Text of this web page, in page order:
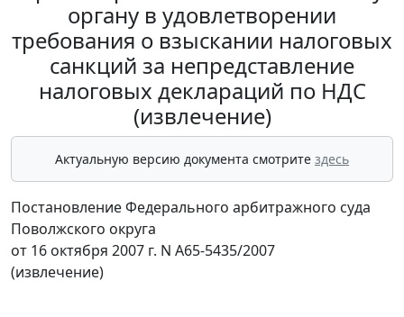
органу в удовлетворении
требования о взыскании налоговых
санкций за непредставление
налоговых деклараций по НДС
(извлечение)
Актуальную версию документа смотрите здесь
Постановление Федерального арбитражного суда
Поволжского округа
от 16 октября 2007 г. N А65-5435/2007
(извлечение)